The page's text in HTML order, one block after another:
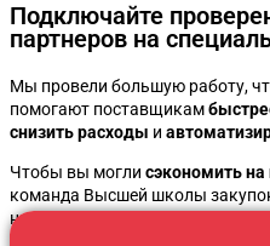
Подключайте
партнеров на
Мы провели большую работу,
помогают поставщикам
снизить расходы и
Чтобы вы могли сэкономить
команда Высшей школы
наших партнеров.
Чек-лист для